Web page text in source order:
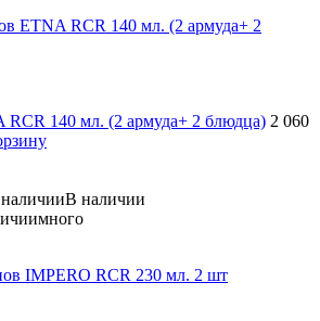
RCR 140 мл. (2 армуда+ 2 блюдца) 2 060
В наличии
много